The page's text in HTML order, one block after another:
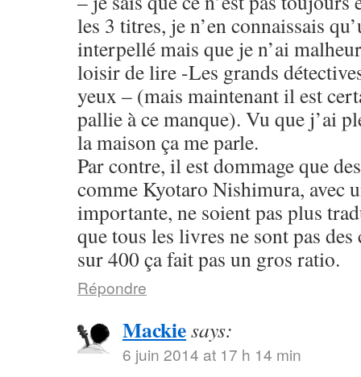
les 3 titres, je n’en connaissais
interpellé mais que je n’ai
loisir de lire -Les grands
yeux – (mais maintenant il est
pallie à ce manque). Vu que j’ai
la maison ça me parle.
Par contre, il est dommage que
comme Kyotaro Nishimura, avec
importante, ne soient pas plus
que tous les livres ne sont pas
sur 400 ça fait pas un gros ratio.
Répondre
Mackiesays:
6 juin 2014 at 17 h 14 min